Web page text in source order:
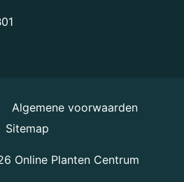
Algemene voorwaarden
Sitemap
Online Planten Centrum